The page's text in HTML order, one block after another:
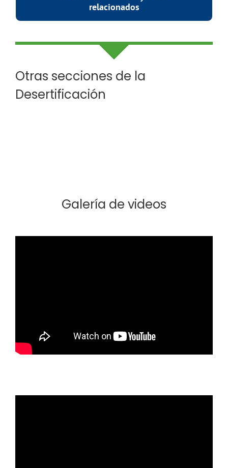
relacionados
Otras secciones de la
Desertificación
Galería de videos